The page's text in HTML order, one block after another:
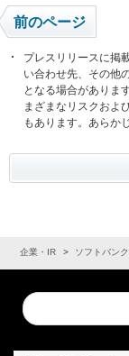
前のページ
プレスリリースに掲
い合わせ先、その他
となる場合がありま
まざまなリスクおよ
もあります。あらか
企業・IR ソフトバン
Conduct
a